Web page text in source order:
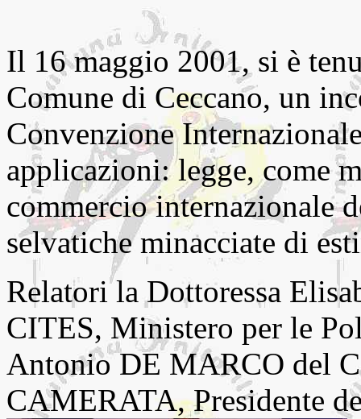
Il 16 maggio 2001, si è
Comune di Ceccano, un
Convenzione
applicazioni: legge, come
commercio internazionale
selvatiche minacciate di
Relatori la Dottoressa
CITES, Ministero per le
Antonio DE MARCO del
CAMERATA, Presidente